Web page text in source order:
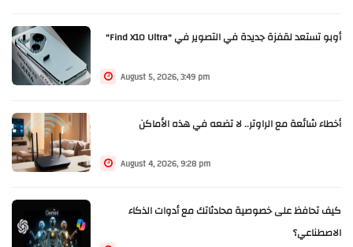
أوبو تستعد لقفزة جديدة في التصوير في "Find X10 Ultra"
August 5, 2026, 3:49 pm
أخطاء شائعة مع الراوتر.. لا تضعه في هذه الأماكن
August 4, 2026, 9:28 pm
كيف تحافظ على خصوصية محادثاتك مع أدوات الذكاء
الاصطناعي؟